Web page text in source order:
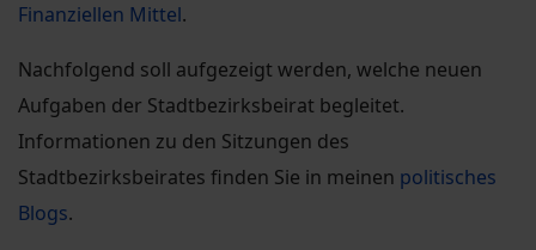
Finanziellen Mittel.
Nachfolgend soll aufgezeigt werden, welche neuen
Aufgaben der Stadtbezirksbeirat begleitet.
Informationen zu den Sitzungen des
Stadtbezirksbeirates finden Sie in meinen politisches
Blogs.